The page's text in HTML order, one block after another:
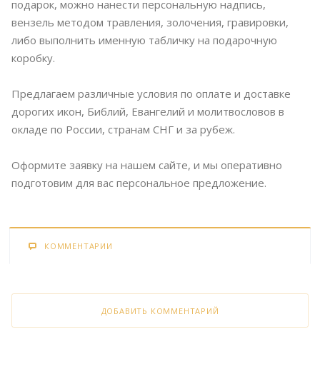
подарок, можно нанести персональную надпись,
вензель методом травления, золочения, гравировки,
либо выполнить именную табличку на подарочную
коробку.
Предлагаем различные условия по оплате и доставке
дорогих икон, Библий, Евангелий и молитвословов в
окладе по России, странам СНГ и за рубеж.
Оформите заявку на нашем сайте, и мы оперативно
подготовим для вас персональное предложение.
КОММЕНТАРИИ
ДОБАВИТЬ КОММЕНТАРИЙ